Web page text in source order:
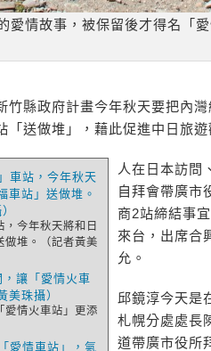
愛情故事，被保留後才得名「
竹縣政府計畫今年秋天要把內
「送做堆」，藉此促進中日旅
今年秋天將和日
做堆。（記者黃美
愛情火車站」更添
人在日本訪問
自拜會帶廣市
商2站締結事
來台，出席合
允。
邱鏡淳今天是
札幌分處處長
道帶廣市役所